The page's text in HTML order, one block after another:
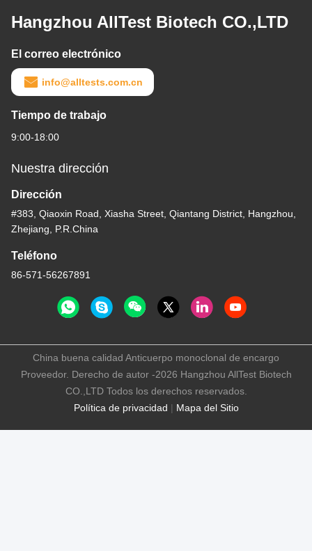
Hangzhou AllTest Biotech CO.,LTD
El correo electrónico
info@alltests.com.cn
Tiempo de trabajo
9:00-18:00
Nuestra dirección
Dirección
#383, Qiaoxin Road, Xiasha Street, Qiantang District, Hangzhou,
Zhejiang, P.R.China
Teléfono
86-571-56267891
Política de privacidad | Mapa del Sitio
China buena calidad Anticuerpo monoclonal de encargo
Proveedor. Derecho de autor -2026 Hangzhou AllTest Biotech
CO.,LTD Todos los derechos reservados.